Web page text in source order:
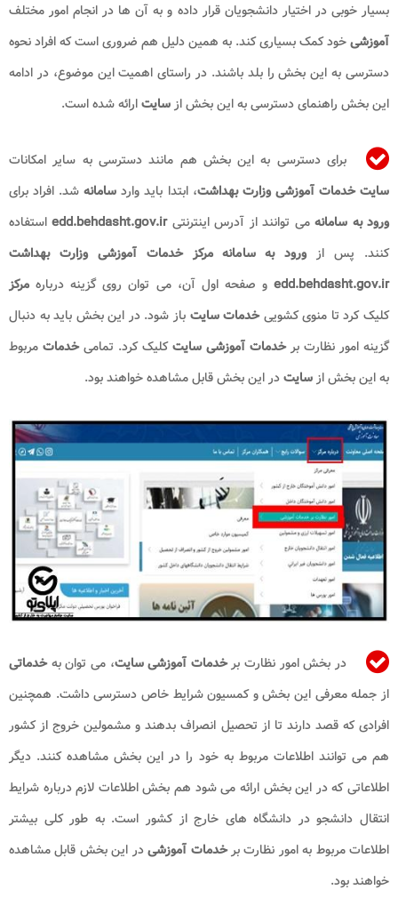
بسیار خوبی در اختیار دانشجویان قرار داده و به آن ها در انجام امور مختلف
آموزشیخود کمک بسیاری کند. به همین دلیل هم ضروری است که افراد نحوه
دسترسی به این بخش را بلد باشند. در راستای اهمیت این موضوع، در ادامه
این بخش راهنمای دسترسی به این بخش ازسایتارائه شده است.
برای دسترسی به این بخش هم مانند دسترسی به سایر امکانات
سایت خدمات آموزشی وزارت بهداشت، ابتدا باید وارد سامانه شد. افراد برای
ورود به سامانهمی توانند از آدرس اینترنتیedd.behdasht.gov.ir استفاده
کنند. پس از ورود به سامانه مرکز خدمات آموزشی وزارت بهداشت
edd.behdasht.gov.ir و صفحه اول آن، می توان روی گزینه درباره مرکز
کلیک کرد تا منوی کشوییخدمات سایت باز شود. در این بخش باید به دنبال
گزینه امور نظارت برخدمات آموزشی سایتکلیک کرد. تمامیخدمات مربوط
به این بخش ازسایتدر این بخش قابل مشاهده خواهند بود.
در بخش امور نظارت برخدمات آموزشی سایت، می توان بهخدماتی
از جمله معرفی این بخش و کمسیون شرایط خاص دسترسی داشت. همچنین
افرادی که قصد دارند تا از تحصیل انصراف بدهند و مشمولین خروج از کشور
هم می توانند اطلاعات مربوط به خود را در این بخش مشاهده کنند. دیگر
اطلاعاتی که در این بخش ارائه می شود هم بخش اطلاعات لازم درباره شرایط
انتقال دانشجو در دانشگاه های خارج از کشور است. به طور کلی بیشتر
اطلاعات مربوط به امور نظارت برخدمات آموزشیدر این بخش قابل مشاهده
خواهند بود.